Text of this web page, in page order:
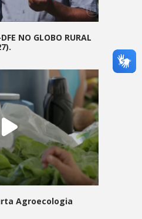
NO GLOBO RURAL
Agroecologia